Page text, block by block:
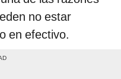
no estar
en efectivo.